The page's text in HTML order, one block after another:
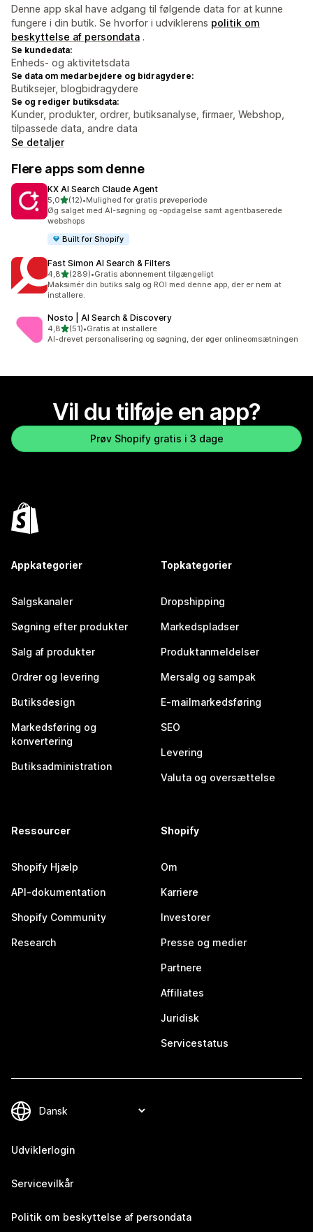
Denne app skal have adgang til følgende data for at kunne
fungere i din butik. Se hvorfor i udviklerens politik om
beskyttelse af persondata .
Se kundedata:
Enheds- og aktivitetsdata
Se data om medarbejdere og bidragydere:
Butiksejer, blogbidragydere
Se og rediger butiksdata:
Kunder, produkter, ordrer, butiksanalyse, firmaer, Webshop,
tilpassede data, andre data
Se detaljer
Flere apps som denne
KX AI Search Claude Agent
5,0ud af 5 stjerner
(12)
12 anmeldelser i alt
•Mulighed for gratis prøveperiode
Øg salget med AI-søgning og -opdagelse samt agentbaserede
webshops
Built for Shopify
Fast Simon AI Search & Filters
4,8ud af 5 stjerner
(289)
289 anmeldelser i alt
•Gratis abonnement tilgængeligt
Maksimér din butiks salg og ROI med denne app, der er nem at
installere.
Nosto | AI Search & Discovery
4,8ud af 5 stjerner
(51)
51 anmeldelser i alt
•Gratis at installere
AI-drevet personalisering og søgning, der øger onlineomsætningen
Vil du tilføje en app?
Prøv Shopify gratis i 3 dage
Appkategorier
Salgskanaler
Søgning efter produkter
Salg af produkter
Ordrer og levering
Butiksdesign
Markedsføring og
konvertering
Butiksadministration
Topkategorier
Dropshipping
Markedspladser
Produktanmeldelser
Mersalg og sampak
E-mailmarkedsføring
SEO
Levering
Valuta og oversættelse
Ressourcer
Shopify Hjælp
API-dokumentation
Shopify Community
Research
Shopify
Om
Karriere
Investorer
Presse og medier
Partnere
Affiliates
Juridisk
Servicestatus
Udviklerlogin
Servicevilkår
Politik om beskyttelse af persondata